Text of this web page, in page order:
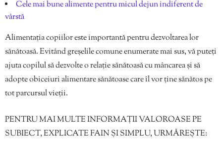
Cele mai bune alimente pentru micul dejun indiferent de
vârstă
Alimentația copiilor este importantă pentru dezvoltarea lor
sănătoasă. Evitând greșelile comune enumerate mai sus, vă puteți
ajuta copilul să dezvolte o relație sănătoasă cu mâncarea și să
adopte obiceiuri alimentare sănătoase care îl vor ține sănătos pe
tot parcursul vieții.
PENTRU MAI MULTE INFORMAȚII VALOROASE PE
SUBIECT, EXPLICATE FAIN ȘI SIMPLU, URMĂREȘTE: